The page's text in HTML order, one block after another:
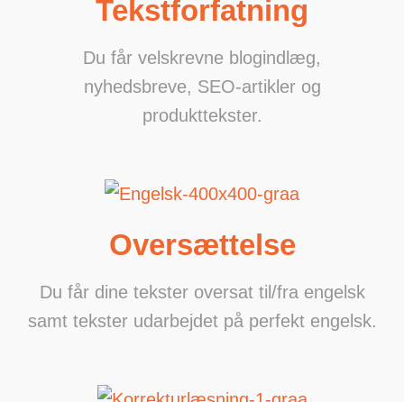
Tekstforfatning
Du får velskrevne blogindlæg,
nyhedsbreve, SEO-artikler og
produkttekster.
Oversættelse
Du får dine tekster oversat til/fra engelsk
samt tekster udarbejdet på perfekt engelsk.